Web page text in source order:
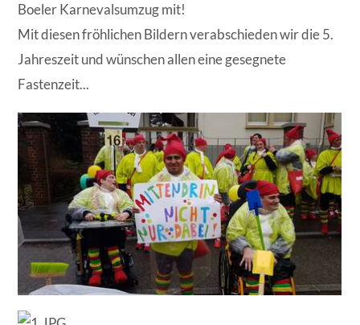
Boeler Karnevalsumzug mit!
Mit diesen fröhlichen Bildern verabschieden wir die 5.
Jahreszeit und wünschen allen eine gesegnete
Fastenzeit...